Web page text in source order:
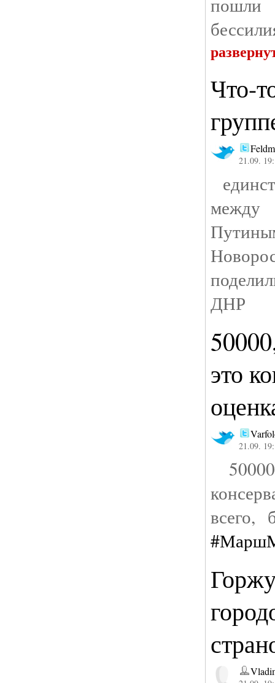
Что-
21.09.
ДНР
это
21.09.
всего,